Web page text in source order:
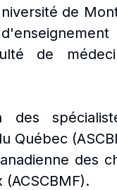
de
de
des
Québec
des